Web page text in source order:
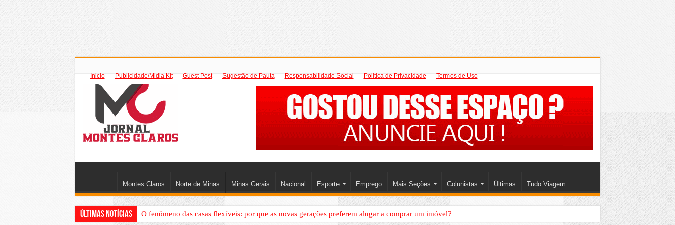
Inicio Publicidade/Midia Kit Guest Post Sugestão de Pauta Responsabilidade Social Politica de Privacidade Termos de Uso
Montes Claros Norte de Minas Minas Gerais Nacional Esporte Emprego Mais Seções Colunistas Últimas Tudo Viagem
Últimas Notícias O fenômeno das casas flexíveis: por que as novas gerações preferem alugar a comprar um imóvel?